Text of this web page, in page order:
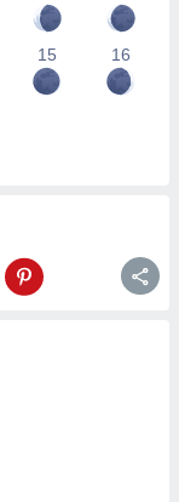
15 16